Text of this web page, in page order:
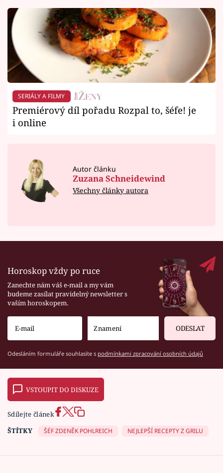
SERIÁLY A FILMY
Premiérový díl pořadu Rozpal to, šéfe! je
i online
Autor článku
Zuzana Schneidewind
Všechny články autora
Horoskop vždy po ruce
Zanechte nám váš e-mail a my vám
budeme zasílat pravidelný newsletter s
vaším horoskopem.
ODESLAT
Odesláním formuláře souhlasíte s podmínkami zpracování osobních údajů
VSTOUPIT DO DISKUZE
Sdílejte článek
ŠTÍTKY
ŠÉF ZDENĚK POHLREICH NEJLEPŠÍ RECEPTY Z GRILU